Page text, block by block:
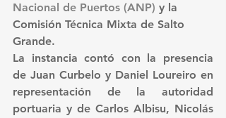
Nacional de Puertos (ANP) y la
Comisión Técnica Mixta de Salto
Grande.
La instancia contó con la presencia
de Juan Curbelo y Daniel Loureiro en
representación de la autoridad
portuaria y de Carlos Albisu, Nicolás